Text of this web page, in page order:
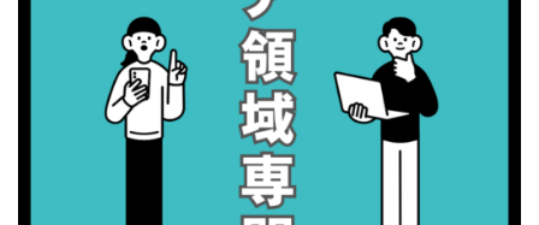
・世界アルツハイマー月間
・健康増進普及月間
・歯ヂカラ探究月間
・職場の健康診断実施強化月間